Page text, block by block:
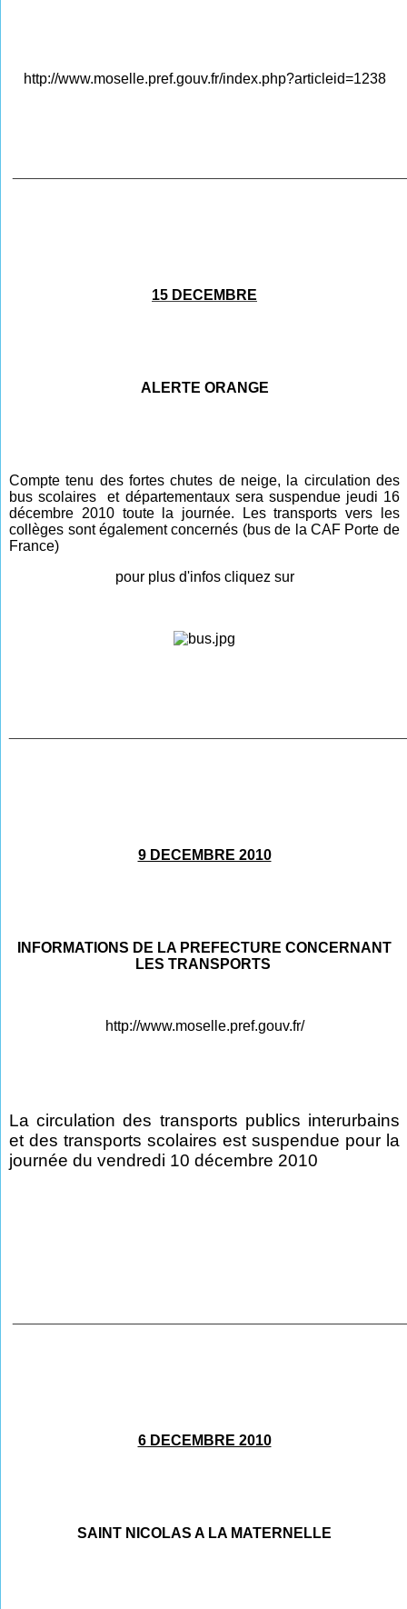
http://www.moselle.pref.gouv.fr/index.php?articleid=1238
15 DECEMBRE
ALERTE ORANGE
Compte tenu des fortes chutes de neige, la circulation des
bus scolaires et départementaux sera suspendue jeudi 16
décembre 2010 toute la journée. Les transports vers les
collèges sont également concernés (bus de la CAF Porte de
France)
pour plus d'infos cliquez sur
9 DECEMBRE 2010
INFORMATIONS DE LA PREFECTURE CONCERNANT
LES TRANSPORTS
http://www.moselle.pref.gouv.fr/
La circulation des transports publics interurbains
et des transports scolaires est suspendue pour la
journée du vendredi 10 décembre 2010
6 DECEMBRE 2010
SAINT NICOLAS A LA MATERNELLE